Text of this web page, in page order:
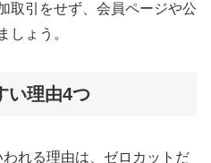
取引をせず、会員ページや公
しょう。
い理由4つ
れる理由は、ゼロカットだ